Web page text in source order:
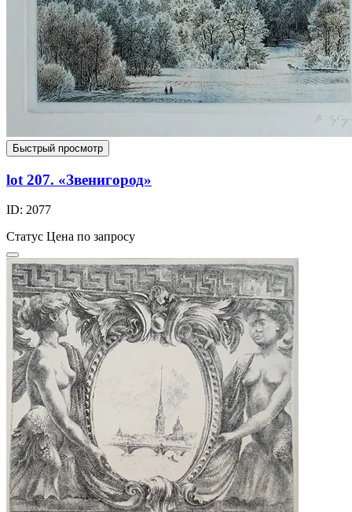
Быстрый просмотр
lot 207. «Звенигород»
ID: 2077
Статус Цена по запросу